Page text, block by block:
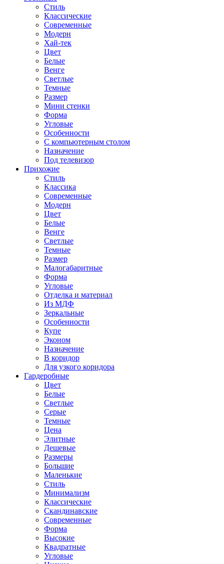
Стиль
Классические
Современные
Модерн
Хай-тек
Цвет
Белые
Венге
Светлые
Темные
Размер
Мини стенки
Форма
Угловые
Особенности
С компьютерным столом
Назначение
Под телевизор
Прихожие
Стиль
Классика
Современные
Модерн
Цвет
Белые
Венге
Светлые
Темные
Размер
Малогабаритные
Форма
Угловые
Отделка и материал
Из МДФ
Зеркальные
Особенности
Купе
Эконом
Назначение
В коридор
Для узкого коридора
Гардеробные
Цвет
Белые
Светлые
Серые
Темные
Цена
Элитные
Дешевые
Размеры
Большие
Маленькие
Стиль
Минимализм
Классические
Скандинавские
Современные
Форма
Высокие
Квадратные
Угловые